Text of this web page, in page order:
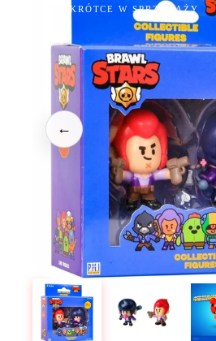
WKRÓTCE W SPRZEDAŻY
←